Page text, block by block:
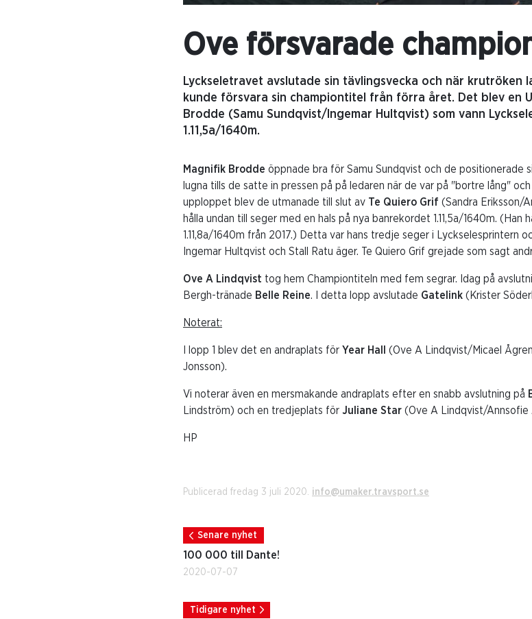
Ove försvarade
Lyckseletravet avslutade sin tävlingsvecka och när krutröken
kunde försvara sin championtitel från förra året. Det blev en
Brodde (Samu Sundqvist/Ingemar Hultqvist) som vann
1.11,5a/1640m.
Magnifik Brodde öppnade bra för Samu Sundqvist och de positionerade
lugna tills de satte in pressen på på ledaren när de var på "bortre lång"
upploppet blev de utmanade till slut av Te Quiero Grif (Sandra Eriksson/
hålla undan till seger med en hals på nya banrekordet 1.11,5a/1640m.
1.11,8a/1640m från 2017.) Detta var hans tredje seger i Lyckselesprintern
Ingemar Hultqvist och Stall Ratu äger. Te Quiero Grif grejade som sagt
Ove A Lindqvist tog hem Championtiteln med fem segrar. Idag på
Bergh-tränade Belle Reine. I detta lopp avslutade Gatelink (Krister
Noterat:
I lopp 1 blev det en andraplats för Year Hall (Ove A Lindqvist/Micael
Jonsson).
Vi noterar även en mersmakande andraplats efter en snabb avslutning på
Lindström) och en tredjeplats för Juliane Star (Ove A Lindqvist/Annsofie
HP
Publicerad fredag 3 juli 2020. info@umaker.travsport.se
Senare nyhet
100 000 till Dante!
2020-07-07
Tidigare nyhet